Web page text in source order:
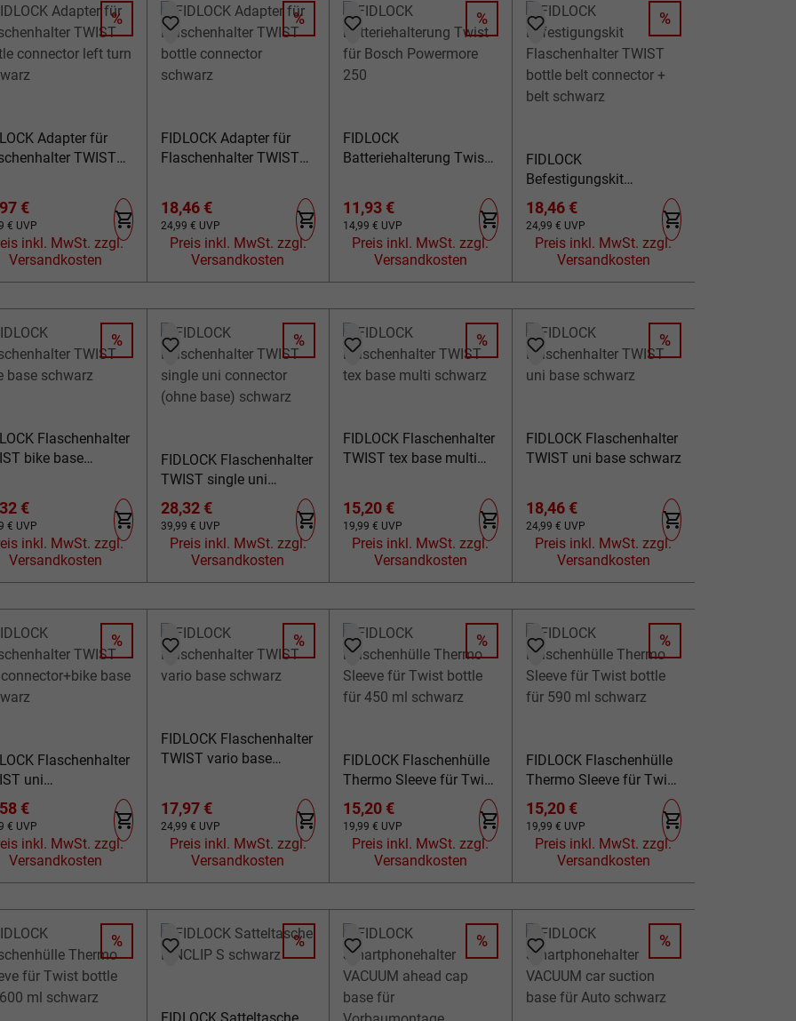
RABATT
%
Adapter für
TWIST
€
Preis:
€ UVP
inkl. MwSt. zzgl.
Versandkosten
RABATT
%
FIDLOCK Adapter für
Flaschenhalter TWIST
Verkaufspreis:
18,46 €
Regulärer Preis:
24,99 € UVP
Preis inkl. MwSt. zzgl.
Versandkosten
RABATT
%
FIDLOCK
Batteriehalterung Twist
Verkaufspreis:
11,93 €
Regulärer Preis:
14,99 € UVP
Preis inkl. MwSt. zzgl.
Versandkosten
RABATT
%
FIDLOCK
Befestigungskit
Flaschenhalter TWIST
bottle belt connector +
belt schwarz
Verkaufspreis:
18,46 €
Regulärer Preis:
24,99 € UVP
Preis inkl. MwSt. zzgl.
Versandkosten
RABATT
%
Flaschenhalter
bike base
€
Preis:
€ UVP
inkl. MwSt. zzgl.
Versandkosten
RABATT
%
FIDLOCK Flaschenhalter
TWIST single uni
connector (ohne base)
schwarz
Verkaufspreis:
28,32 €
Regulärer Preis:
39,99 € UVP
Preis inkl. MwSt. zzgl.
Versandkosten
RABATT
%
FIDLOCK Flaschenhalter
TWIST tex base multi
Verkaufspreis:
15,20 €
Regulärer Preis:
19,99 € UVP
Preis inkl. MwSt. zzgl.
Versandkosten
RABATT
%
FIDLOCK Flaschenhalter
TWIST uni base schwarz
Verkaufspreis:
18,46 €
Regulärer Preis:
24,99 € UVP
Preis inkl. MwSt. zzgl.
Versandkosten
RABATT
%
Flaschenhalter
uni
base
€
Preis:
€ UVP
inkl. MwSt. zzgl.
Versandkosten
RABATT
%
FIDLOCK Flaschenhalter
TWIST vario base
Verkaufspreis:
17,97 €
Regulärer Preis:
24,99 € UVP
Preis inkl. MwSt. zzgl.
Versandkosten
RABATT
%
FIDLOCK Flaschenhülle
Thermo Sleeve für Twist
bottle für 450 ml
schwarz
Verkaufspreis:
15,20 €
Regulärer Preis:
19,99 € UVP
Preis inkl. MwSt. zzgl.
Versandkosten
RABATT
%
FIDLOCK Flaschenhülle
Thermo Sleeve für Twist
bottle für 590 ml
schwarz
Verkaufspreis:
15,20 €
Regulärer Preis:
19,99 € UVP
Preis inkl. MwSt. zzgl.
Versandkosten
RABATT
% RABATT
% RABATT
% RABATT
%